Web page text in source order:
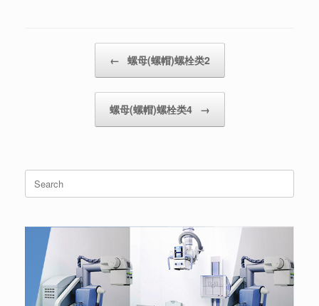
← 螺母(螺帽)螺栓类2
螺母(螺帽)螺栓类4 →
Search
for: